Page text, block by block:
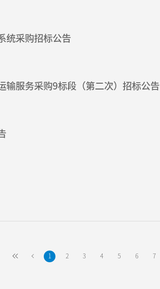
统采购招标公告
服务采购9标段（第二次）招标公告
2 3 4 5 6 7